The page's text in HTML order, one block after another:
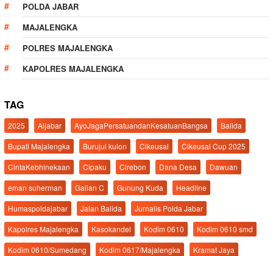
POLDA JABAR
MAJALENGKA
POLRES MAJALENGKA
KAPOLRES MAJALENGKA
TAG
2025 Aljabar AyoJagaPersatuandanKesatuanBangsa
Balida
Bupati Majalengka
Burujul kulon Cikeusal
Cikeusal Cup 2025
CintaKebhinekaan
Cipaku Cirebon Dana Desa
Dawuan
eman suherman
Galian C Gunung Kuda
Headline
Humaspoldajabar
Jalan Balida
Jurnalis Polda Jabar
Kapolres Majalengka
Kasokandel Kodim 0610
Kodim 0610 smd
Kodim 0610/Sumedang
Kodim 0617/Majalengka
Kramat Jaya